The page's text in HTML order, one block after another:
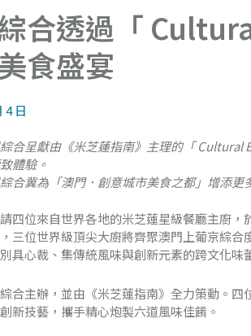
合透過「
食盛宴
4 日
合呈獻由《米芝蓮指南》主理的「 Cultural
體驗。
合冀為「澳門．創意城市美食之都」增添更
四位來自世界各地的米芝蓮星級餐廳主廚
三位世界級頂尖大廚將齊聚澳門上葡京綜
具心裁、集傳統風味與創新元素的跨文化味
合主辦，並由《米芝蓮指南》全力策動。
新技藝，攜手精心炮製六道風味佳餚。